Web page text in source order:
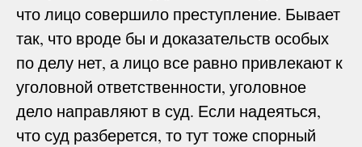
что лицо совершило преступление. Бывает
так, что вроде бы и доказательств особых
по делу нет, а лицо все равно привлекают к
уголовной ответственности, уголовное
дело направляют в суд. Если надеяться,
что суд разберется, то тут тоже спорный